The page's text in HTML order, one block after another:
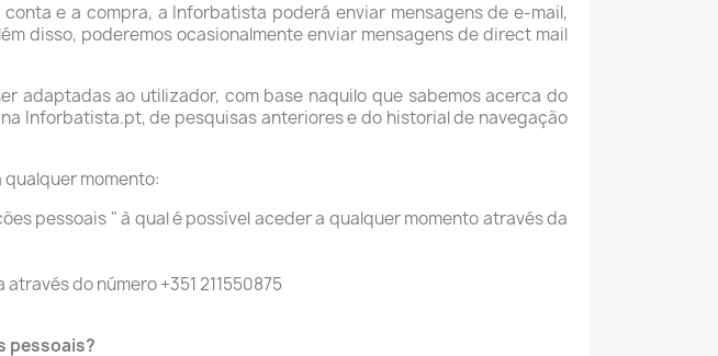
e a compra, a Inforbatista poderá enviar mensagens de e-mail,
disso, poderemos ocasionalmente enviar mensagens de direct mail
adaptadas ao utilizador, com base naquilo que sabemos acerca do
Inforbatista.pt, de pesquisas anteriores e do historial de navegação
momento:
pessoais " à qual é possível aceder a qualquer momento através da
do número +351 211550875
pessoais?